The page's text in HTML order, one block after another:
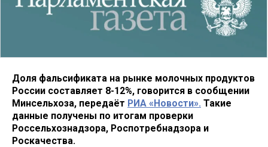
Доля фальсификата на рынке молочных продуктов
России составляет 8-12%, говорится в сообщении
Минсельхоза, передаёт РИА «Новости». Такие
данные получены по итогам проверки
Россельхознадзора, Роспотребнадзора и
Роскачества.